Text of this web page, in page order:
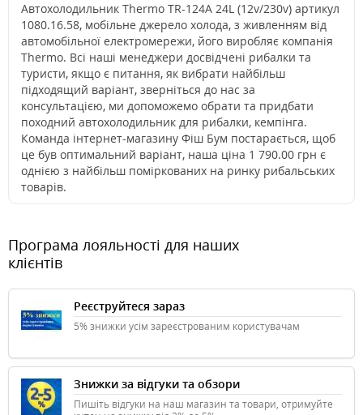
Автохолодильник Thermo TR-124A 24L (12v/230v) артикул
1080.16.58, мобільне джерело холода, з живленням від
автомобільної електромережи, його виробляє компанія
Thermo. Всі наші менеджери досвідчені рибалки та
туристи, якщо є питання, як вибрати найбільш
підходящий варіант, зверніться до нас за
консультацією, ми допоможемо обрати та придбати
походний автохолодильник для рибалки, кемпінга.
Команда інтернет-магазину Фіш Бум постарається, щоб
це був оптимальний варіант, наша ціна 1 790.00 грн є
однією з найбільш поміркованих на ринку рибальських
товарів.
Програма лояльності для наших
клієнтів
Реєструйтеся зараз
5% знижки усім зареєстрованим користувачам
Знижки за відгуки та обзори
Пишіть відгуки на наш магазин та товари, отримуйте